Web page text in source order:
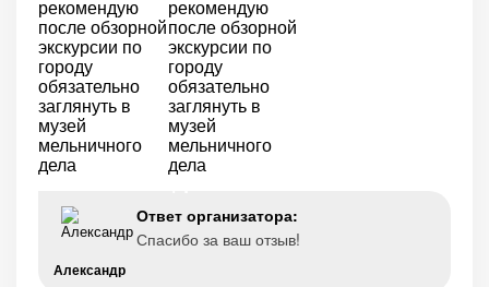
Александр
Ответ организатора:
Спасибо за ваш отзыв!